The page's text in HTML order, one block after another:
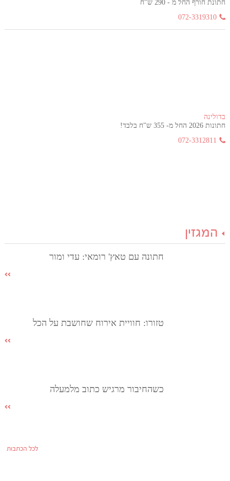
חתונת חורף החל מ - 290 ש"ח
072-3319310
בדולינה
חתונות 2026 החל מ- 355 ש"ח בלבד!
072-3312811
המגזין
חתונה עם טאץ' רומאי: עדי ומור
טזורו: חוויית אירוח שחושבת על הכל
כשהחיבור מרגיש כתוב מלמעלה
לכל הכתבות